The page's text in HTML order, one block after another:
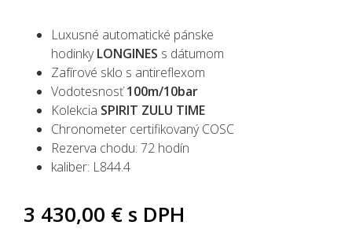
Luxusné automatické pánske
hodinkyLONGINES s dátumom
Zafírové sklo s antireflexom
Vodotesnosť100m/10bar
Kolekcia SPIRIT ZULU TIME
Chronometer certifikovaný COSC
Rezerva chodu: 72 hodín
kaliber: L844.4
3 430,00 € s DPH